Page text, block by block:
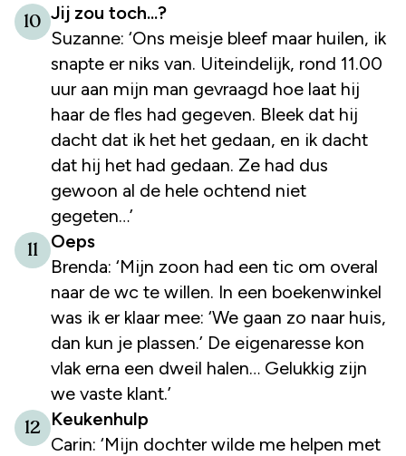
10 Jij zou toch...?
Suzanne: ‘Ons meisje bleef maar huilen, ik
snapte er niks van. Uiteindelijk, rond 11.00
uur aan mijn man gevraagd hoe laat hij
haar de fles had gegeven. Bleek dat hij
dacht dat ik het het gedaan, en ik dacht
dat hij het had gedaan. Ze had dus
gewoon al de hele ochtend niet
gegeten…’
11
Oeps
Brenda: ‘Mijn zoon had een tic om overal
naar de wc te willen. In een boekenwinkel
was ik er klaar mee: ‘We gaan zo naar huis,
dan kun je plassen.’ De eigenaresse kon
vlak erna een dweil halen… Gelukkig zijn
we vaste klant.’
12
Keukenhulp
Carin: ‘Mijn dochter wilde me helpen met